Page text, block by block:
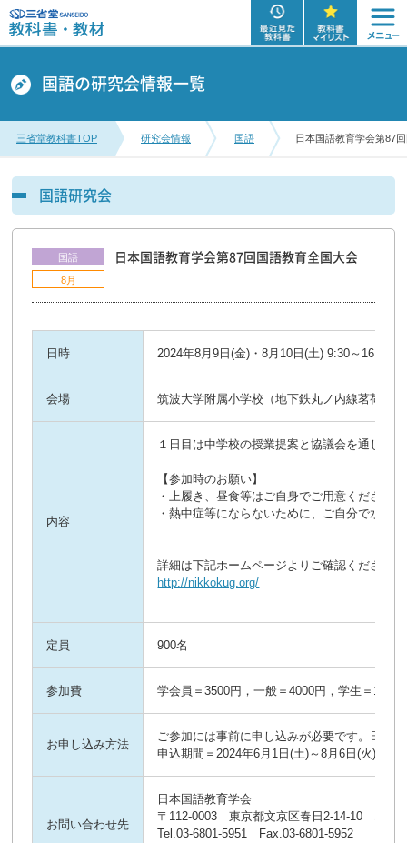
国語の研究会情報一覧
三省堂教科書TOP 研究会情報 国語 日本国語教育学会第87
国語研究会
国語
8月
日本国語教育学会第87回国語教育全国大会
日時 2024年8月9日(金)・8月10日(土) 9:30～16:40
会場 筑波大学附属小学校（地下鉄丸ノ内線茗荷谷
内容
１日目は中学校の授業提案と協議会を通して
【参加時のお願い】
・上履き、昼食等はご自身でご用意ください。
・熱中症等にならないために、ご自分で水分
詳細は下記ホームページよりご確認ください。
http://nikkokug.org/
定員 900名
参加費 学会員＝3500円，一般＝4000円，学生＝1000
お申し込み方法
ご参加には事前に申し込みが必要です。日本
申込期間＝2024年6月1日(土)～8月6日(火)
お問い合わせ先
日本国語教育学会
〒112-0003 東京都文京区春日2-14-10 エイ
Tel.03-6801-5951 Fax.03-6801-5952